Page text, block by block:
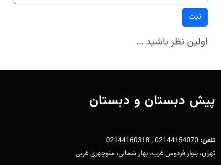
ثبت
اولین نظر باشید ...
پیش دبستان و دبستان
تلفن: 02144154070 , 02144160318
تهران، بلوار فردوس غرب، بهار شمالی، منوچهری غربی